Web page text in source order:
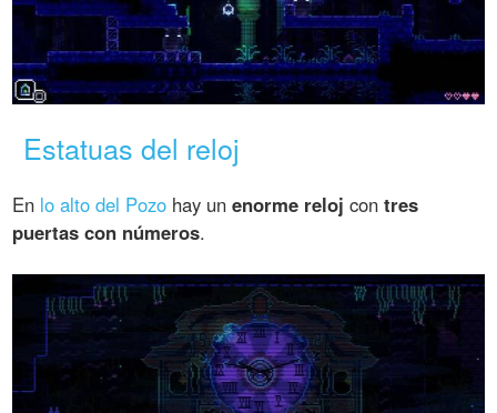
Estatuas del reloj
En lo alto del Pozo hay unenorme reloj contres
puertas con números.